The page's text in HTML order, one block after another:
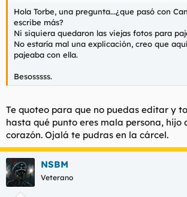
Hola Torbe, una pregunta...¿que pasó con
escribe más?
Ni siquiera quedaron las viejas fotos para
No estaría mal una explicación, creo que
pajeaba con ella.
Besosssss.
Te quoteo para que no puedas editar y
hasta qué punto eres mala persona, hijo
corazón. Ojalá te pudras en la cárcel.
NSBM
Veterano